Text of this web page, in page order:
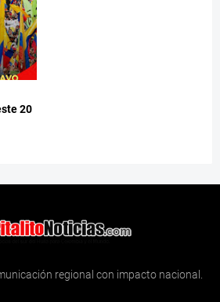
20
regional con impacto nacional.